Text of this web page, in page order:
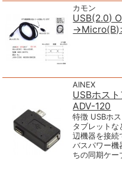
カモン
USB(2.0)
→Micro(B)
AINEX
USBホス
ADV-120
特徴 USBホ
タブレットな
辺機器を接続
バスパワー機
ちの同期ケー